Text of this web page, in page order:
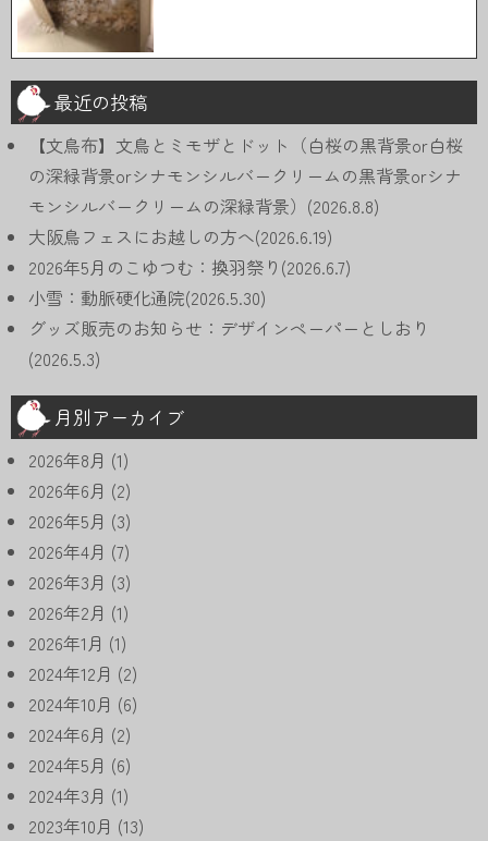
最近の投稿
【文鳥布】文鳥とミモザとドット（白桜の黒背景or白桜
の深緑背景orシナモンシルバークリームの黒背景orシナ
モンシルバークリームの深緑背景）(2026.8.8)
大阪鳥フェスにお越しの方へ(2026.6.19)
2026年5月のこゆつむ：換羽祭り(2026.6.7)
小雪：動脈硬化通院(2026.5.30)
グッズ販売のお知らせ：デザインペーパーとしおり
(2026.5.3)
月別アーカイブ
2026年8月 (1)
2026年6月 (2)
2026年5月 (3)
2026年4月 (7)
2026年3月 (3)
2026年2月 (1)
2026年1月 (1)
2024年12月 (2)
2024年10月 (6)
2024年6月 (2)
2024年5月 (6)
2024年3月 (1)
2023年10月 (13)